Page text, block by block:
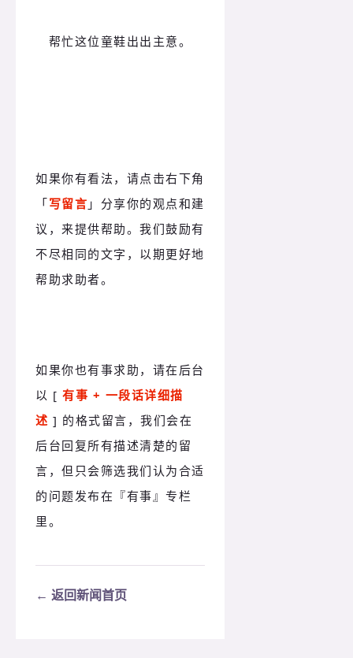
帮忙这位童鞋出出主意。
如果你有看法，请点击右下角
「写留言 」分享你的观点和建
议，来提供帮助。我们鼓励有
不尽相同的文字，以期更好地
帮助求助者。
如果你也有事求助，请在后台
以 [ 有事 + 一段话详细描
述 ] 的格式留言，我们会在
后台回复所有描述清楚的留
言，但只会筛选我们认为合适
的问题发布在 『有事』专栏
里。
← 返回新闻首页